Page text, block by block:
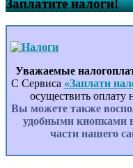
Заплатите налоги!
Уважаемые
С Сервиса «Заплати
осуществить оплату
Вы можете также
удобными кнопками
части нашего